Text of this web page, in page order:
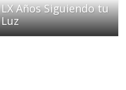
LX Años Siguiendo tu
Luz